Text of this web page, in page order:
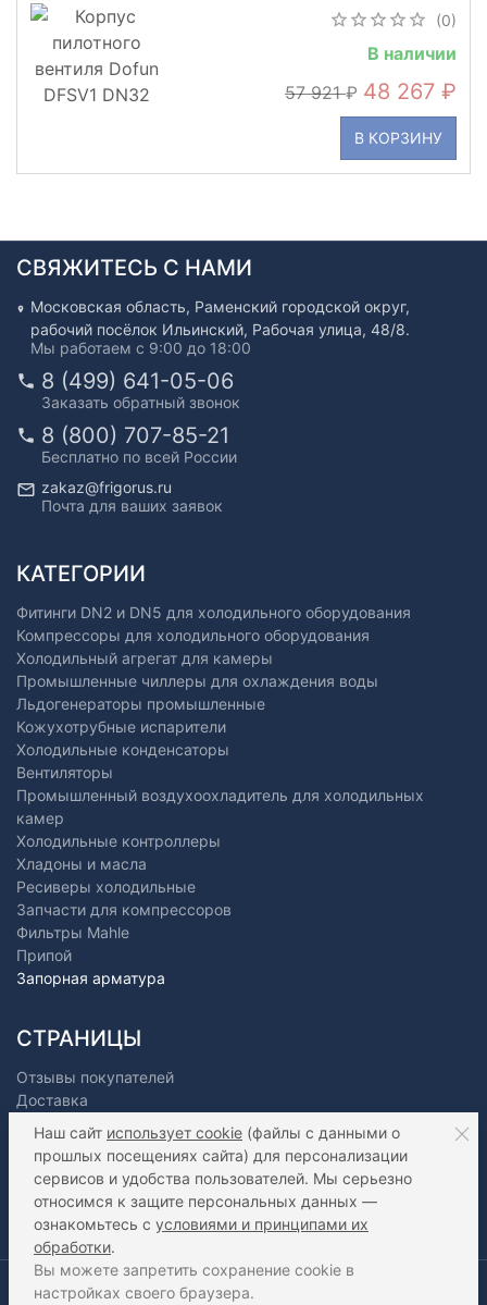
(0)
В наличии
57 921
48 267
В КОРЗИНУ
СВЯЖИТЕСЬ С НАМИ
Московская область, Раменский городской округ,
рабочий посёлок Ильинский, Рабочая улица, 48/8.
Мы работаем с 9:00 до 18:00
8 (499) 641-05-06
Заказать обратный звонок
8 (800) 707-85-21
Бесплатно по всей России
zakaz@frigorus.ru
Почта для ваших заявок
КАТЕГОРИИ
Фитинги DN2 и DN5 для холодильного оборудования
Компрессоры для холодильного оборудования
Холодильный агрегат для камеры
Промышленные чиллеры для охлаждения воды
Льдогенераторы промышленные
Кожухотрубные испарители
Холодильные конденсаторы
Вентиляторы
Промышленный воздухоохладитель для холодильных
камер
Холодильные контроллеры
Хладоны и масла
Ресиверы холодильные
Запчасти для компрессоров
Фильтры Mahle
Припой
Запорная арматура
СТРАНИЦЫ
Отзывы покупателей
Доставка
Оплата
Как сделать заказ?
Дилерам
Статьи
2016-2026 ООО "Фригорус" - Холодильное оборудование
Наш сайт использует cookie (файлы с данными о
прошлых посещениях сайта) для персонализации
сервисов и удобства пользователей. Мы серьезно
относимся к защите персональных данных —
ознакомьтесь с условиями и принципами их
обработки.
Вы можете запретить сохранение cookie в
настройках своего браузера.